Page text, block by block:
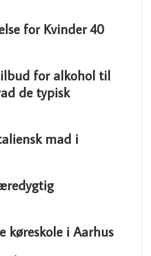
for Kvinder 40
for alkohol til
de typisk
mad i
køreskole i Aarhus